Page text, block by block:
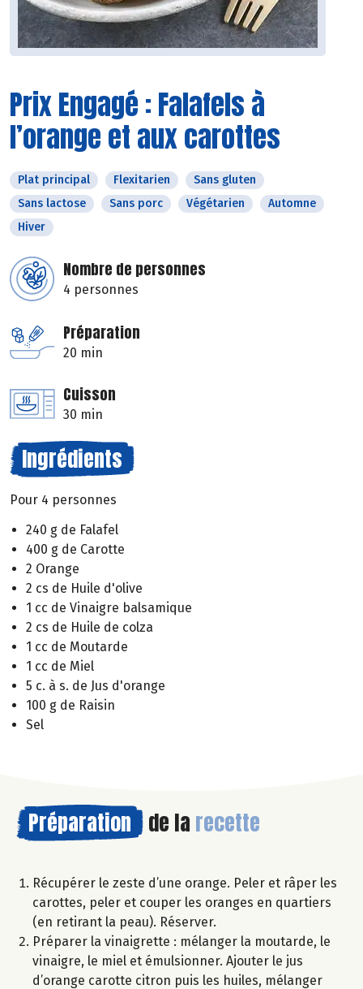
Prix Engagé : Falafels à
l’orange et aux carottes
Plat principal Flexitarien
Sans gluten
Sans lactose
Sans porc Végétarien
Automne
Hiver
Nombre de personnes
4 personnes
Préparation
20 min
Cuisson
30 min
Ingrédients
Pour 4 personnes
240 g de Falafel
400 g de Carotte
2 Orange
2 cs de Huile d'olive
1 cc de Vinaigre balsamique
2 cs de Huile de colza
1 cc de Moutarde
1 cc de Miel
5 c. à s. de Jus d'orange
100 g de Raisin
Sel
Préparation de la recette
Récupérer le zeste d’une orange. Peler et râper les
carottes, peler et couper les oranges en quartiers
(en retirant la peau). Réserver.
Préparer la vinaigrette : mélanger la moutarde, le
vinaigre, le miel et émulsionner. Ajouter le jus
d’orange carotte citron puis les huiles, mélanger